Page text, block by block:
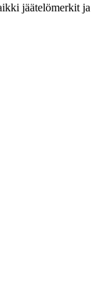
jäätelömerkit